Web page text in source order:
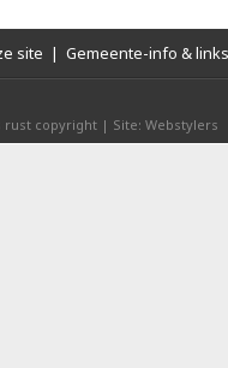
site | Gemeente-info & links
rust copyright | Site: Webstylers